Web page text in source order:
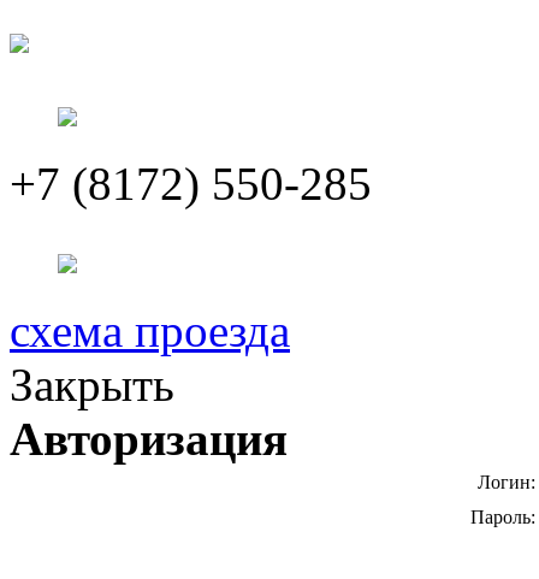
+7 (8172) 550-285
схема проезда
Закрыть
Авторизация
Логин:
Пароль: